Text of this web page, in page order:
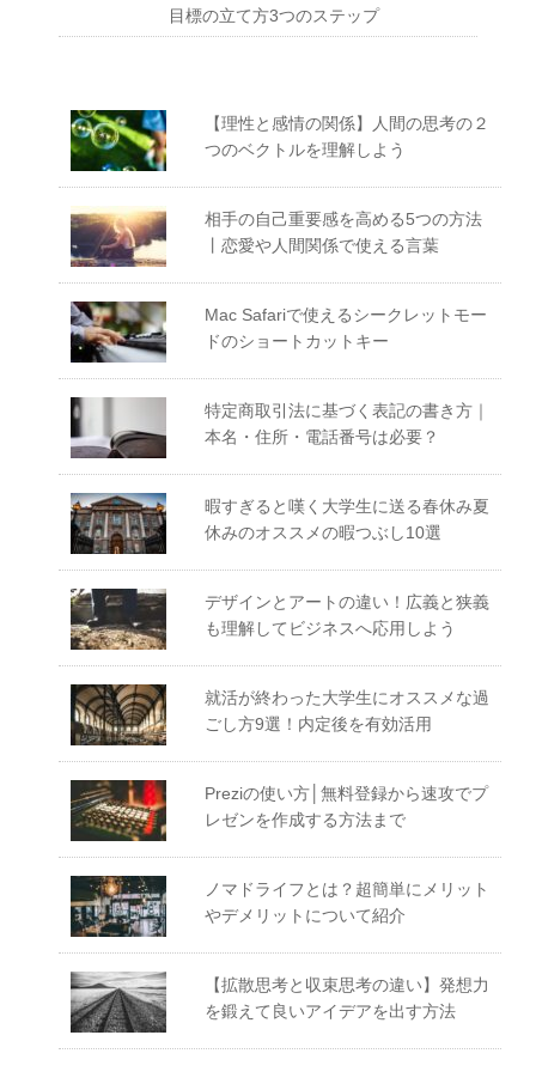
目標の立て方3つのステップ
【理性と感情の関係】人間の思考の２
つのベクトルを理解しよう
相手の自己重要感を高める5つの方法
丨恋愛や人間関係で使える言葉
Mac Safariで使えるシークレットモー
ドのショートカットキー
特定商取引法に基づく表記の書き方｜
本名・住所・電話番号は必要？
暇すぎると嘆く大学生に送る春休み夏
休みのオススメの暇つぶし10選
デザインとアートの違い！広義と狭義
も理解してビジネスへ応用しよう
就活が終わった大学生にオススメな過
ごし方9選！内定後を有効活用
Preziの使い方│無料登録から速攻でプ
レゼンを作成する方法まで
ノマドライフとは？超簡単にメリット
やデメリットについて紹介
【拡散思考と収束思考の違い】発想力
を鍛えて良いアイデアを出す方法